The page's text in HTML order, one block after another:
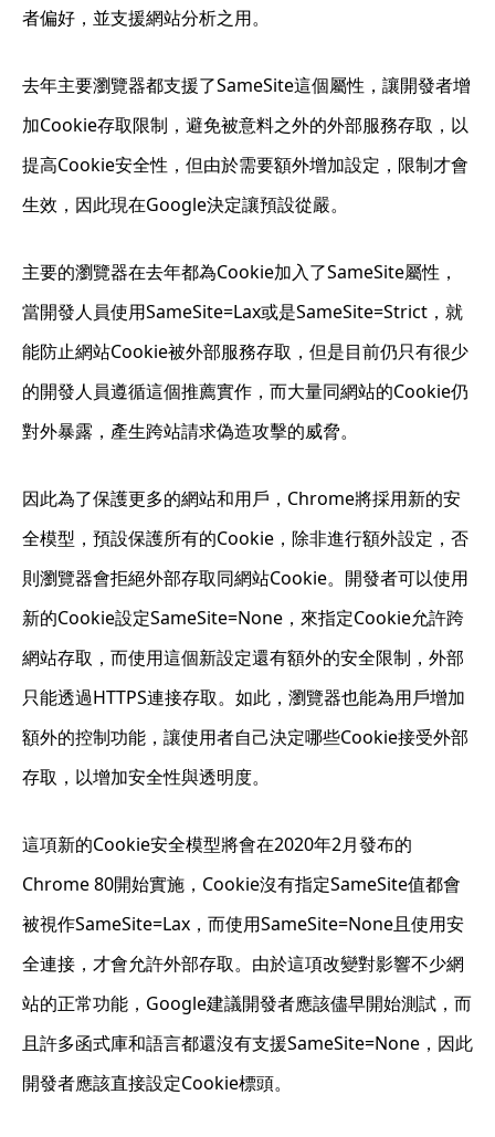
者偏好，並支援網站分析之用。
去年主要瀏覽器都支援了SameSite這個屬性，讓開發者增
加Cookie存取限制，避免被意料之外的外部服務存取，以
提高Cookie安全性，但由於需要額外增加設定，限制才會
生效，因此現在Google決定讓預設從嚴。
主要的瀏覽器在去年都為Cookie加入了SameSite屬性，
當開發人員使用SameSite=Lax或是SameSite=Strict，就
能防止網站Cookie被外部服務存取，但是目前仍只有很少
的開發人員遵循這個推薦實作，而大量同網站的Cookie仍
對外暴露，產生跨站請求偽造攻擊的威脅。
因此為了保護更多的網站和用戶，Chrome將採用新的安
全模型，預設保護所有的Cookie，除非進行額外設定，否
則瀏覽器會拒絕外部存取同網站Cookie。開發者可以使用
新的Cookie設定SameSite=None，來指定Cookie允許跨
網站存取，而使用這個新設定還有額外的安全限制，外部
只能透過HTTPS連接存取。如此，瀏覽器也能為用戶增加
額外的控制功能，讓使用者自己決定哪些Cookie接受外部
存取，以增加安全性與透明度。
這項新的Cookie安全模型將會在2020年2月發布的
Chrome 80開始實施，Cookie沒有指定SameSite值都會
被視作SameSite=Lax，而使用SameSite=None且使用安
全連接，才會允許外部存取。由於這項改變對影響不少網
站的正常功能，Google建議開發者應該儘早開始測試，而
且許多函式庫和語言都還沒有支援SameSite=None，因此
開發者應該直接設定Cookie標頭。